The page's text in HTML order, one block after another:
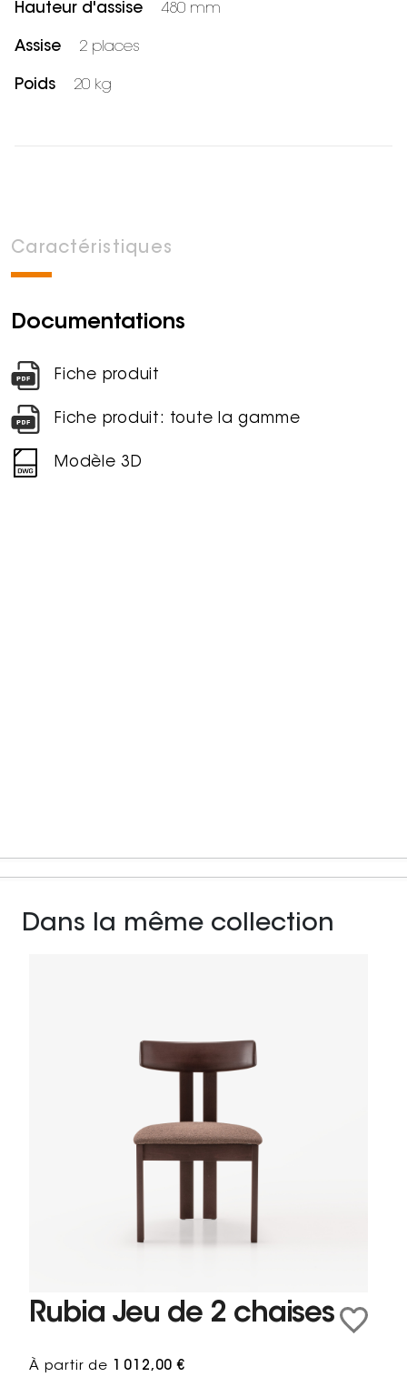
Hauteur d'assise 480 mm
Assise 2 places
Poids 20 kg
Caractéristiques
Documentations
Fiche produit
Fiche produit: toute la gamme
Modèle 3D
Dans la même collection
Rubia Jeu de 2 chaises
À partir de 1 012,00 €